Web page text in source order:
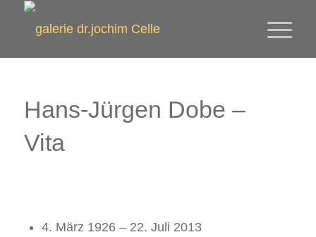
Hans-Jürgen Dobe –
Vita
4. März 1926 – 22. Juli 2013